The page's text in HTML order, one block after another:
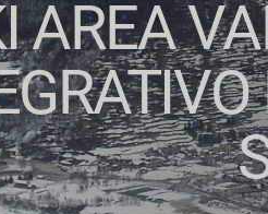
AREA